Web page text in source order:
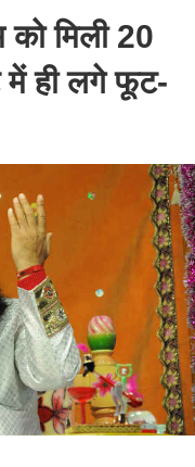
को मिली 20
ही लगे फूट-